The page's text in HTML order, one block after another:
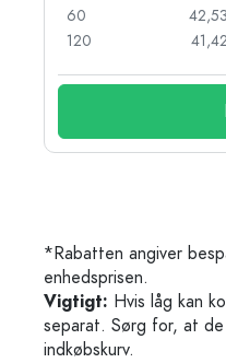
60
120
*Rabatten angiver
enhedsprisen.
Vigtigt: Hvis låg kan
separat. Sørg for, at
indkøbskurv.